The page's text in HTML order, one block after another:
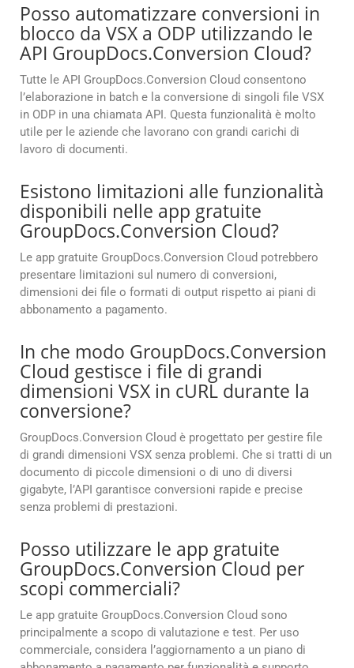
Posso automatizzare conversioni in
blocco da VSX a ODP utilizzando le
API GroupDocs.Conversion Cloud?
Tutte le API GroupDocs.Conversion Cloud consentono
l’elaborazione in batch e la conversione di singoli file VSX
in ODP in una chiamata API. Questa funzionalità è molto
utile per le aziende che lavorano con grandi carichi di
lavoro di documenti.
Esistono limitazioni alle funzionalità
disponibili nelle app gratuite
GroupDocs.Conversion Cloud?
Le app gratuite GroupDocs.Conversion Cloud potrebbero
presentare limitazioni sul numero di conversioni,
dimensioni dei file o formati di output rispetto ai piani di
abbonamento a pagamento.
In che modo GroupDocs.Conversion
Cloud gestisce i file di grandi
dimensioni VSX in cURL durante la
conversione?
GroupDocs.Conversion Cloud è progettato per gestire file
di grandi dimensioni VSX senza problemi. Che si tratti di un
documento di piccole dimensioni o di uno di diversi
gigabyte, l’API garantisce conversioni rapide e precise
senza problemi di prestazioni.
Posso utilizzare le app gratuite
GroupDocs.Conversion Cloud per
scopi commerciali?
Le app gratuite GroupDocs.Conversion Cloud sono
principalmente a scopo di valutazione e test. Per uso
commerciale, considera l’aggiornamento a un piano di